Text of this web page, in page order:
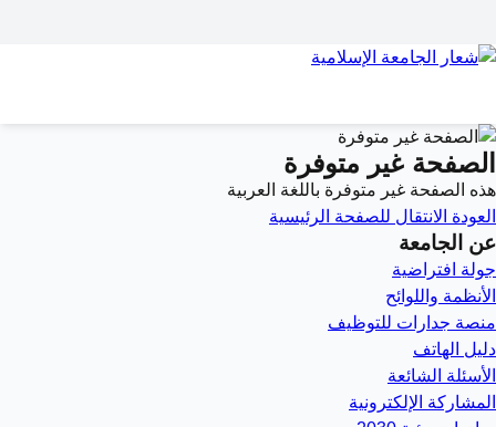
الصفحة غير متوفرة
هذه الصفحة غير متوفرة باللغة العربية
العودة الانتقال للصفحة الرئيسية
عن الجامعة
جولة افتراضية
الأنظمة واللوائح
منصة جدارات للتوظيف
دليل الهاتف
الأسئلة الشائعة
المشاركة الإلكترونية